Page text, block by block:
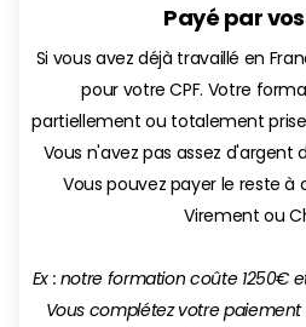
Payé par
Si vous avez déjà travaillé en
pour votre CPF. Votre
partiellement ou totalement
Vous n'avez pas assez d'argent
Vous pouvez payer le reste à
Virement ou
Ex : notre formation coûte 1250€
Vous complétez votre paiement